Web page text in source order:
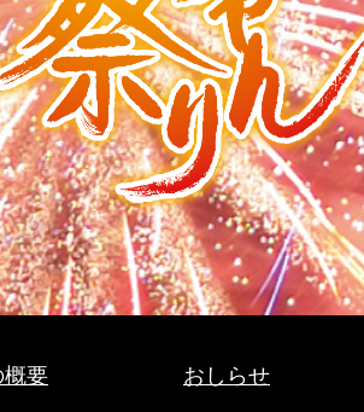
概要 おしらせ